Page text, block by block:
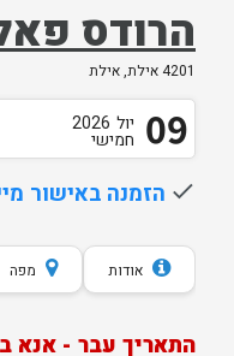
הרודס
4201 אילת, אילת
09 יול 2026
חמישי
done הזמנה באישור
אודות מפה
התאריך עבר - אנא